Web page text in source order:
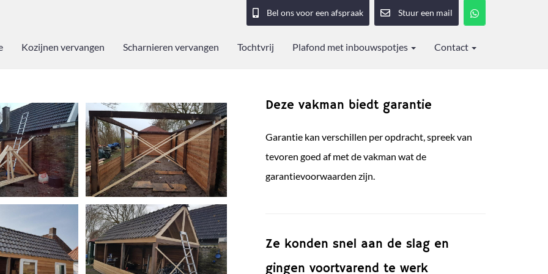
Bel ons voor een afspraak Stuur een mail
Kozijnen vervangen Scharnieren vervangen Tochtvrij Plafond met inbouwspotjes Contact
Deze vakman biedt garantie
Garantie kan verschillen per opdracht, spreek van
tevoren goed af met de vakman wat de
garantievoorwaarden zijn.
Ze konden snel aan de slag en
gingen voortvarend te werk